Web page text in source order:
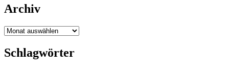
Archiv
Archiv
Schlagwörter